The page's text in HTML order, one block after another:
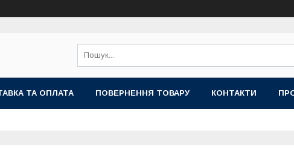
ТА ОПЛАТА ПОВЕРНЕННЯ ТОВАРУ КОНТАКТИ